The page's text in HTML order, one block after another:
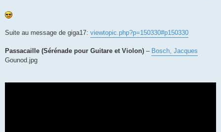
e
Suite au message de giga17: viewtopic.php?p=150330#p150330
Passacaille (Sérénade pour Guitare et Violon) – Bosch, Jacques
Gounod.jpg